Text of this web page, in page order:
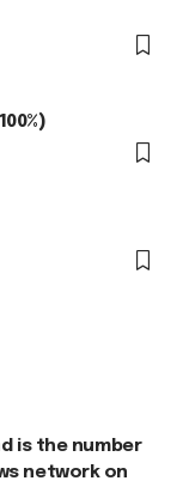
network on